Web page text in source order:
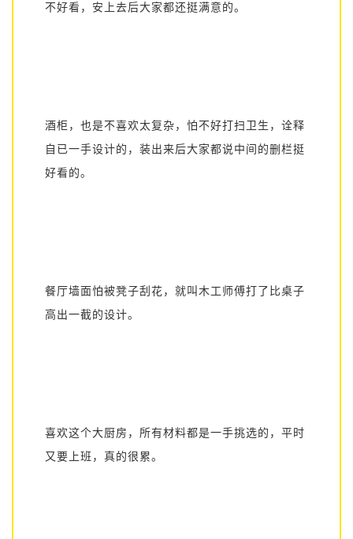
不好看，安上去后大家都还挺满意的。
酒柜，也是不喜欢太复杂，怕不好打扫卫生，诠释
自已一手设计的，装出来后大家都说中间的删栏挺
好看的。
餐厅墙面怕被凳子刮花，就叫木工师傅打了比桌子
高出一截的设计。
喜欢这个大厨房，所有材料都是一手挑选的，平时
又要上班，真的很累。